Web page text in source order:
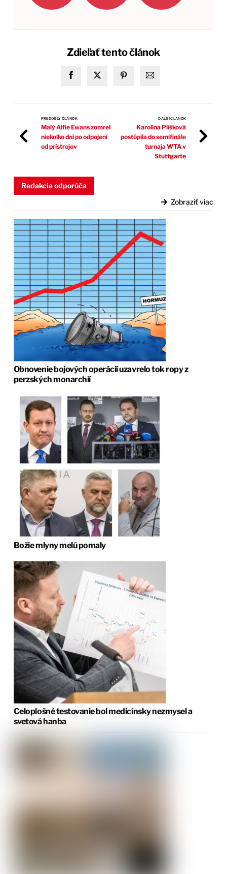
Zdieľať tento článok
PREDOŠLÝ ČLÁNOK
Malý Alfie Ewans zomrel
niekoľko dní po odpojení
od prístrojov
ĎALŠÍ ČLÁNOK
Karolína Plíšková
postúpila do semifinále
turnaja WTA v
Stuttgarte
Redakcia odporúča
Zobraziť viac
Obnovenie bojových operácií uzavrelo tok ropy z
perzských monarchií
Božie mlyny melú pomaly
Celoplošné testovanie bol medicínsky nezmysel a
svetová hanba